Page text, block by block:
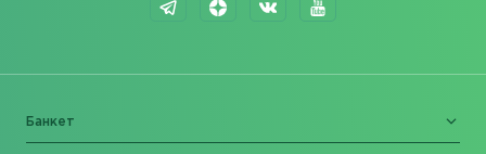
Банкет